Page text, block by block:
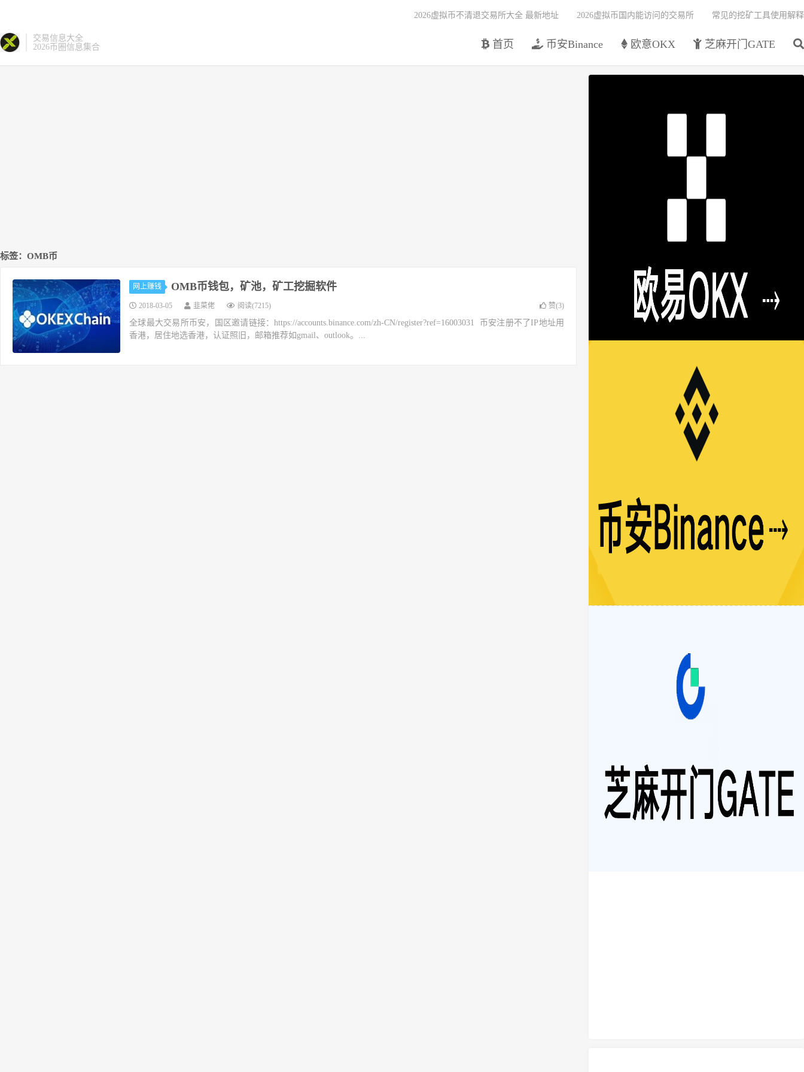
交易信息大全
2026币圈信息集合
首页 币安Binance 欧意OKX 芝麻开门GATE
2026虚拟币不清退交易所大全 最新地址 2026虚拟币国内能访问的交易所 常见的挖矿工具使用解释
标签：OMB币
网上赚钱 OMB币钱包，矿池，矿工挖掘软件
2018-03-05 韭菜佬 阅读(7215) 赞(3)
全球最大交易所币安，国区邀请链接：https://accounts.binance.com/zh-CN/register?ref=16003031 币安注册不了IP地址用
香港，居住地选香港，认证照旧，邮箱推荐如gmail、outlook。...